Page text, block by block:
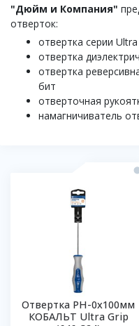
"Дюйм и Компания"
отверток:
отвертка серии Ultra
отвертка
отвертка
бит
отверточная
намагничиватель
Отвертка PH-0х100мм
КОБАЛЬТ Ultra Grip